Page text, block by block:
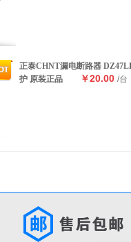
正泰CHNT漏电断路器
护 原装正品
￥20.00 /台